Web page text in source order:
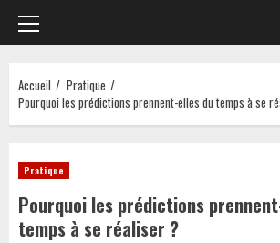
Menu
principal
Accueil
Pratique
Pourquoi les prédictions prennent-elles du temps à se
Pratique
Pourquoi les prédictions
temps à se réaliser ?